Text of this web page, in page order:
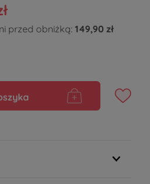
przed obniżką: 149,90 zł